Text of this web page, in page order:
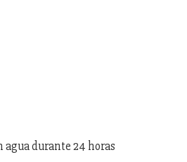
agua durante 24 horas